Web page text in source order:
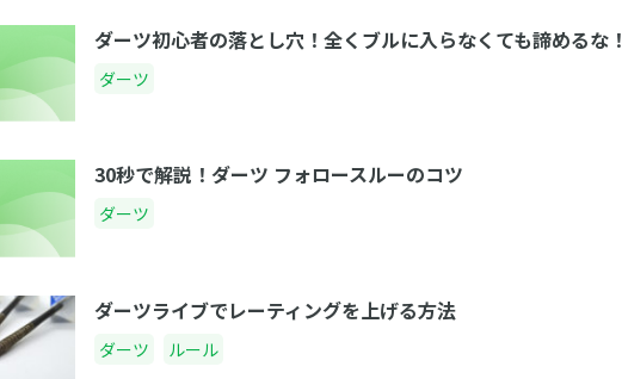
ダーツ初心者の落とし穴！全くブルに入らなくても諦めるな！
ダーツ
30秒で解説！ダーツ フォロースルーのコツ
ダーツ
ダーツライブでレーティングを上げる方法
ダーツ ルール